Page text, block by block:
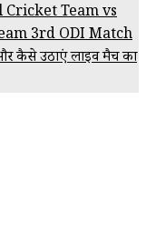
Team vs
3rd ODI Match
कैसे उठाएं लाइव मैच का